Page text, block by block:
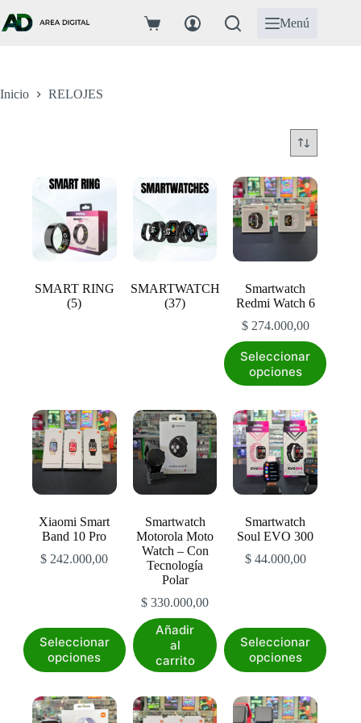
al
contenido
Carro
Menú
Inicio RELOJES
SMART RING
(5)
SMARTWATCH
(37)
Smartwatch
Redmi Watch 6
$274.000,00
Seleccionar
opciones
producto
tiene
Las
opciones
se
pueden
elegir
en
página
de
Xiaomi Smart
Band 10 Pro
$ 242.000,00
Seleccionar
opciones
Este
producto
tiene
Las
Smartwatch
Motorola Moto
Watch – Con
Tecnología
Polar
$ 330.000,00
Añadir
al
carrito
Smartwatch
Soul EVO 300
$44.000,00
Seleccionar
opciones
Este
producto
tiene
Las